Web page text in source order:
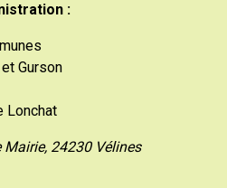
:
Gurson
Lonchat
Mairie, 24230 Vélines